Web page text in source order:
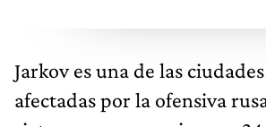
Jarkov es una de las
afectadas por la ofensiva